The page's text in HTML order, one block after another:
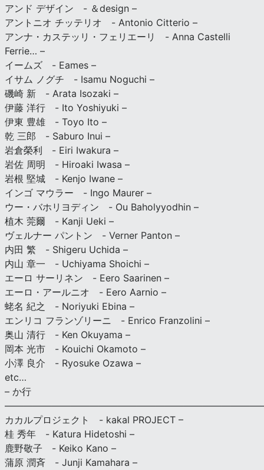
アンド デザイン - ＆design –
アントニオ チッテリオ - Antonio Citterio –
アンナ・カステッリ・フェリエーリ - Anna Castelli
Ferrie… –
イームズ - Eames –
イサム ノグチ - Isamu Noguchi –
磯崎 新 - Arata Isozaki –
伊藤 洋行 - Ito Yoshiyuki –
伊東 豊雄 - Toyo Ito –
乾 三郎 - Saburo Inui –
岩倉榮利 - Eiri Iwakura –
岩佐 周明 - Hiroaki Iwasa –
岩根 堅城 - Kenjo Iwane –
インゴ マウラー - Ingo Maurer –
ウー・バホリヨディン - Ou Baholyyodhin –
植木 莞爾 - Kanji Ueki –
ヴェルナー パントン - Verner Panton –
内田 繁 - Shigeru Uchida –
内山 章一 - Uchiyama Shoichi –
エーロ サーリネン - Eero Saarinen –
エーロ・アールニオ - Eero Aarnio –
蛯名 紀之 - Noriyuki Ebina –
エンリコ フランゾリーニ - Enrico Franzolini –
奥山 清行 - Ken Okuyama –
岡本 光市 - Kouichi Okamoto –
小澤 良介 - Ryosuke Ozawa –
etc…
– か行
カカルプロジェクト - kakal PROJECT –
桂 秀年 - Katura Hidetoshi –
鹿野敬子 - Keiko Kano –
蒲原 潤斉 - Junji Kamahara –